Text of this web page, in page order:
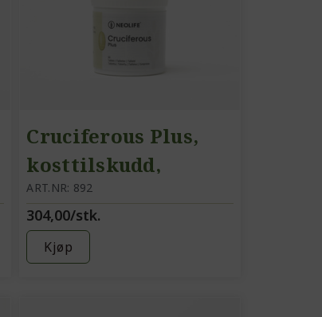
Cruciferous Plus,
kosttilskudd,
korsblomst
ART.NR: 892
304,00/stk.
Kjøp